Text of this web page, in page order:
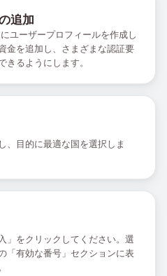
追加
ユーザープロフィールを作成し
金を追加し、さまざまな認証要
るようにします。
、目的に最適な国を選択しま
」をクリックしてください。選
「有効な番号」セクションに表